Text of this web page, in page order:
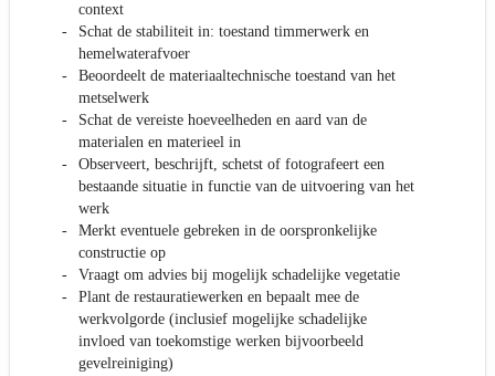
context
Schat de stabiliteit in: toestand timmerwerk en
hemelwaterafvoer
Beoordeelt de materiaaltechnische toestand van het
metselwerk
Schat de vereiste hoeveelheden en aard van de
materialen en materieel in
Observeert, beschrijft, schetst of fotografeert een
bestaande situatie in functie van de uitvoering van het
werk
Merkt eventuele gebreken in de oorspronkelijke
constructie op
Vraagt om advies bij mogelijk schadelijke vegetatie
Plant de restauratiewerken en bepaalt mee de
werkvolgorde (inclusief mogelijke schadelijke
invloed van toekomstige werken bijvoorbeeld
gevelreiniging)